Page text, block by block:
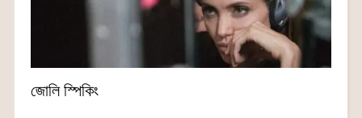
জোলি স্পিকিং